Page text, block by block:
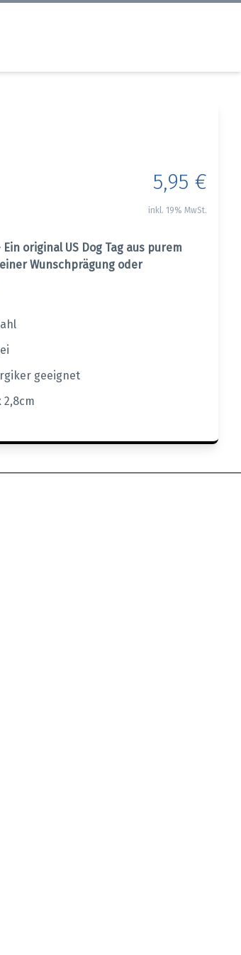
5,95 €
inkl. 19% MwSt.
Ein original US Dog Tag aus purem
Wunschprägung oder
geeignet
2,8cm